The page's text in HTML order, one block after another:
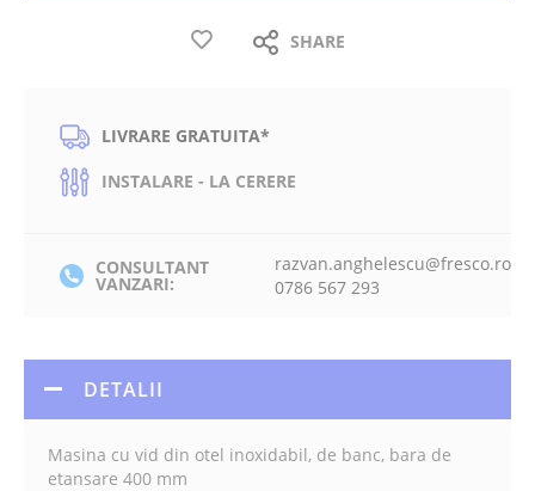
SHARE
LIVRARE GRATUITA*
INSTALARE - LA CERERE
CONSULTANT
VANZARI:
razvan.anghelescu@fresco.ro
0786 567 293
DETALII
Masina cu vid din otel inoxidabil, de banc, bara de
etansare 400 mm